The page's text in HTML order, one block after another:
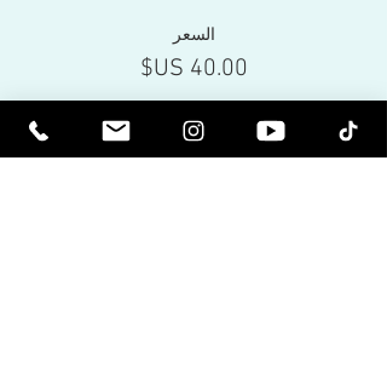
السعر
نفدت تذاكر هذا الحدث